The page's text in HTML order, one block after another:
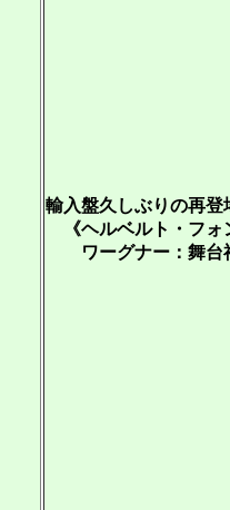
輸入盤久しぶりの再登
《ヘルベルト・フォ
ワーグナー：舞台